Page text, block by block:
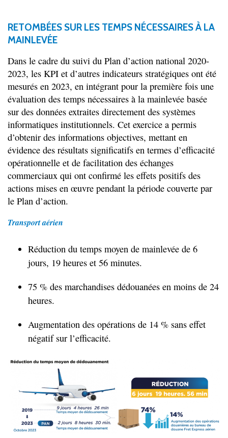
RETOMBÉES SUR LES TEMPS NÉCESSAIRES À LA
MAINLEVÉE
Dans le cadre du suivi du Plan d’action national 2020-
2023, les KPI et d’autres indicateurs stratégiques ont été
mesurés en 2023, en intégrant pour la première fois une
évaluation des temps nécessaires à la mainlevée basée
sur des données extraites directement des systèmes
informatiques institutionnels. Cet exercice a permis
d’obtenir des informations objectives, mettant en
évidence des résultats significatifs en termes d’efficacité
opérationnelle et de facilitation des échanges
commerciaux qui ont confirmé les effets positifs des
actions mises en œuvre pendant la période couverte par
le Plan d’action.
Transport aérien
Réduction du temps moyen de mainlevée de 6
jours, 19 heures et 56 minutes.
75 % des marchandises dédouanées en moins de 24
heures.
Augmentation des opérations de 14 % sans effet
négatif sur l’efficacité.